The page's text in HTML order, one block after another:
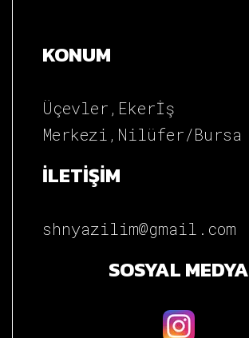
KONUM
Üçevler,Ekerİş
Merkezi,Nilüfer/Bursa
İLETİŞİM
shnyazilim@gmail.com
SOSYAL MEDYA